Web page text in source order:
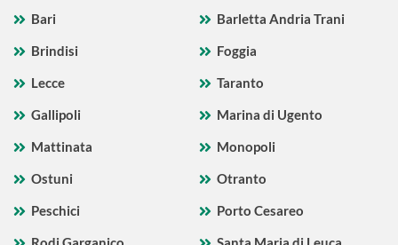
Bari
Barletta Andria Trani
Brindisi
Foggia
Lecce
Taranto
Gallipoli
Marina di Ugento
Mattinata
Monopoli
Ostuni
Otranto
Peschici
Porto Cesareo